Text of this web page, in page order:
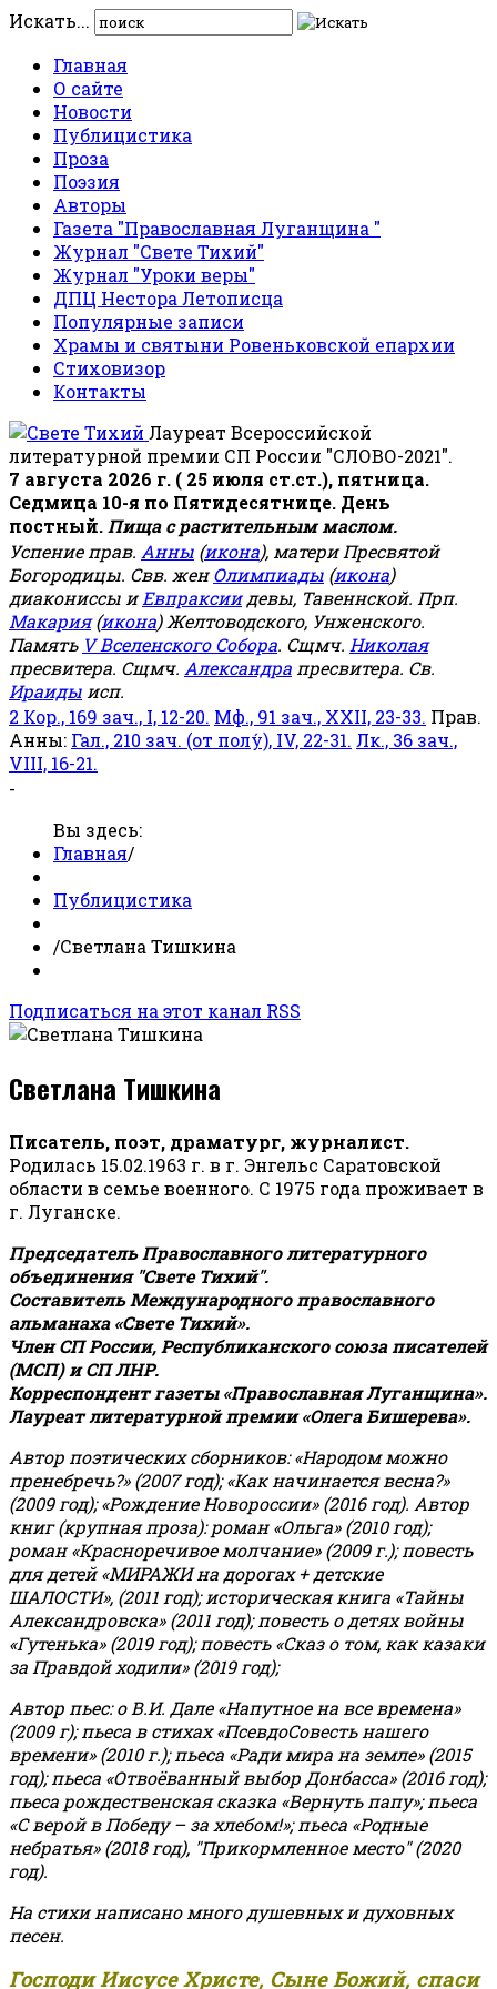
Искать...
Главная
О сайте
Новости
Публицистика
Проза
Поэзия
Авторы
Газета "Православная Луганщина "
Журнал "Свете Тихий"
Журнал "Уроки веры"
ДПЦ Нестора Летописца
Популярные записи
Храмы и святыни Ровеньковской епархии
Стиховизор
Контакты
Лауреат Всероссийской
литературной премии СП России "СЛОВО-2021".
7 августа 2026 г. ( 25 июля ст.ст.), пятница.
Седмица 10-я по Пятидесятнице. День
постный. Пища с растительным маслом.
Успение прав. Анны (икона), матери Пресвятой
Богородицы. Свв. женОлимпиады (икона)
диакониссы иЕвпраксиидевы, Тавеннской. Прп.
Макария(икона) Желтоводского, Унженского.
Память V Вселенского Собора. Сщмч. Николая
пресвитера. Сщмч. Александра пресвитера. Св.
Ираиды исп.
2 Кор., 169 зач., I, 12-20. Мф., 91 зач., XXII, 23-33. Прав.
Анны: Гал., 210 зач. (от полу́), IV, 22-31. Лк., 36 зач.,
VIII, 16-21.
-
Вы здесь:
Главная/
Публицистика
/Светлана Тишкина
Подписаться на этот канал RSS
Светлана Тишкина
Писатель, поэт, драматург, журналист.
Родилась 15.02.1963 г. в г. Энгельс Саратовской
области в семье военного. С 1975 года проживает в
г. Луганске.
Председатель Православного литературного
объединения "Свете Тихий".
Составитель Международного православного
альманаха «Свете Тихий».
Член СП России, Республиканского союза писателей
(МСП) и СП ЛНР.
Корреспондент газеты «Православная Луганщина».
Лауреат литературной премии «Олега Бишерева».
Автор поэтических сборников: «Народом можно
пренебречь?» (2007 год); «Как начинается весна?»
(2009 год); «Рождение Новороссии» (2016 год). Автор
книг (крупная проза): роман «Ольга» (2010 год);
роман «Красноречивое молчание» (2009 г.); повесть
для детей «МИРАЖИ на дорогах + детские
ШАЛОСТИ», (2011 год); историческая книга «Тайны
Александровска» (2011 год); повесть о детях войны
«Гутенька» (2019 год); повесть «Сказ о том, как казаки
за Правдой ходили» (2019 год);
Автор пьес: о В.И. Дале «Напутное на все времена»
(2009 г); пьеса в стихах «ПсевдоСовесть нашего
времени» (2010 г.); пьеса «Ради мира на земле» (2015
год); пьеса «Отвоёванный выбор Донбасса» (2016 год);
пьеса рождественская сказка «Вернуть папу»; пьеса
«С верой в Победу – за хлебом!»;пьеса «Родные
небратья» (2018 год), "Прикормленное место" (2020
год).
На стихи написано много душевных и духовных
песен.
Господи Иисусе Христе, Сыне Божий, спаси